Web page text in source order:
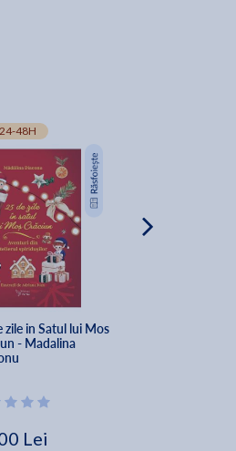
24-48H
zile in Satul lui Mos
- Madalina
Lei